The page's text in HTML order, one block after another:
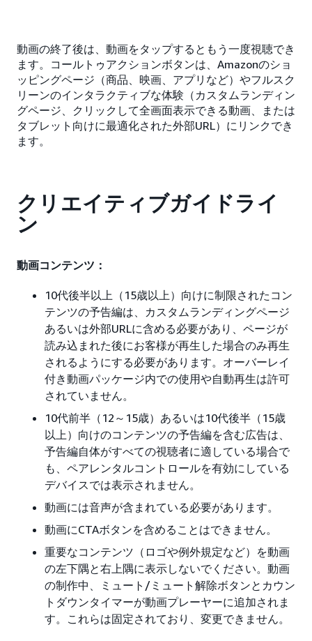
動画の終了後は、動画をタップするともう一度視聴でき
ます。コールトゥアクションボタンは、Amazonのショ
ッピングページ（商品、映画、アプリなど）やフルスク
リーンのインタラクティブな体験（カスタムランディン
グページ、クリックして全画面表示できる動画、または
タブレット向けに最適化された外部URL）にリンクでき
ます。
クリエイティブガイドライ
ン
動画コンテンツ：
10代後半以上（15歳以上）向けに制限されたコン
テンツの予告編は、カスタムランディングページ
あるいは外部URLに含める必要があり、ページが
読み込まれた後にお客様が再生した場合のみ再生
されるようにする必要があります。オーバーレイ
付き動画パッケージ内での使用や自動再生は許可
されていません。
10代前半（12～15歳）あるいは10代後半（15歳
以上）向けのコンテンツの予告編を含む広告は、
予告編自体がすべての視聴者に適している場合で
も、ペアレンタルコントロールを有効にしている
デバイスでは表示されません。
動画には音声が含まれている必要があります。
動画にCTAボタンを含めることはできません。
重要なコンテンツ（ロゴや例外規定など）を動画
の左下隅と右上隅に表示しないでください。動画
の制作中、ミュート/ミュート解除ボタンとカウン
トダウンタイマーが動画プレーヤーに追加されま
す。これらは固定されており、変更できません。